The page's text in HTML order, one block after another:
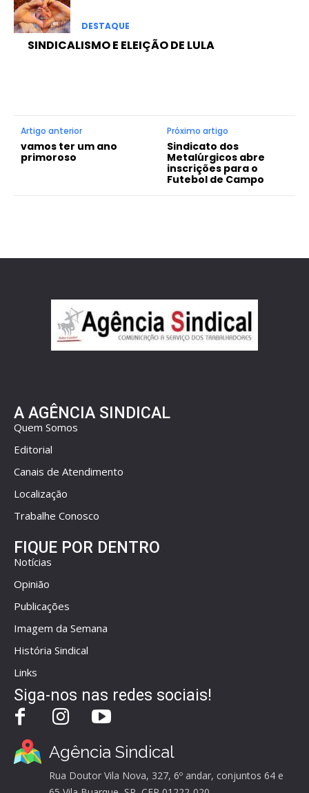
DESTAQUE
SINDICALISMO E ELEIÇÃO DE LULA
Artigo anterior
vamos ter um ano
primoroso
Próximo artigo
Sindicato dos
Metalúrgicos abre
inscrições para o
Futebol de Campo
A AGÊNCIA SINDICAL
Quem Somos
Editorial
Canais de Atendimento
Localização
Trabalhe Conosco
FIQUE POR DENTRO
Notícias
Opinião
Publicações
Imagem da Semana
História Sindical
Links
Siga-nos nas redes sociais!
Agência Sindical
Rua Doutor Vila Nova, 327, 6º andar, conjuntos 64 e